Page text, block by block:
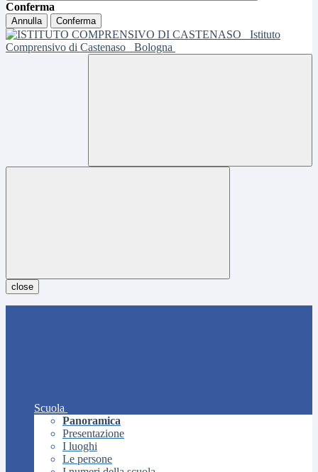
Conferma
Annulla Conferma
Istituto
Comprensivo di Castenaso
Bologna
close
Scuola
Panoramica
Presentazione
I luoghi
Le persone